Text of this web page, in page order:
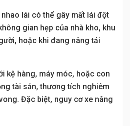
lái có thể gây mất lái đột
gian hẹp của nhà kho, khu
hoặc khi đang nâng tải
kệ hàng, máy móc, hoặc con
tài sản, thương tích nghiêm
Đặc biệt, nguy cơ xe nâng